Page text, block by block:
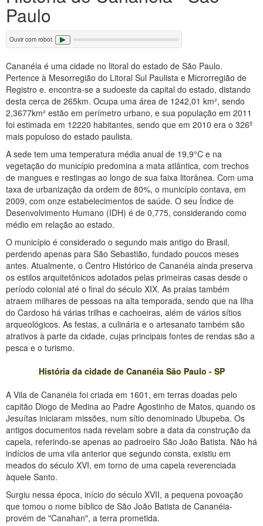
Paulo
Ouvir com robot
Cananéia é uma cidade no litoral do estado de São Paulo.
Pertence à Mesorregião do Litoral Sul Paulista e Microrregião de
Registro e. encontra-se a sudoeste da capital do estado, distando
desta cerca de 265km. Ocupa uma área de 1242,01 km², sendo
2,3677km² estão em perímetro urbano, e sua população em 2011
foi estimada em 12220 habitantes, sendo que em 2010 era o 326º
mais populoso do estado paulista.
A sede tem uma temperatura média anual de 19,9°C e na
vegetação do município predomina a mata atlântica, com trechos
de mangues e restingas ao longo de sua faixa litorânea. Com uma
taxa de urbanização da ordem de 80%, o município contava, em
2009, com onze estabelecimentos de saúde. O seu Índice de
Desenvolvimento Humano (IDH) é de 0,775, considerando como
médio em relação ao estado.
O município é considerado o segundo mais antigo do Brasil,
perdendo apenas para São Sebastião, fundado poucos meses
antes. Atualmente, o Centro Histórico de Cananéia ainda preserva
os estilos arquitetônicos adotados pelas primeiras casas desde o
período colonial até o final do século XIX. As praias também
atraem milhares de pessoas na alta temporada, sendo que na Ilha
do Cardoso há várias trilhas e cachoeiras, além de vários sítios
arqueológicos. As festas, a culinária e o artesanato também são
atrativos à parte da cidade, cujas principais fontes de rendas são a
pesca e o turismo.
História da cidade de Cananéia São Paulo - SP
A Vila de Cananéia foi criada em 1601, em terras doadas pelo
capitão Diogo de Medina ao Padre Agostinho de Matos, quando os
Jesuítas iniciaram missões, num sítio denominado Ubupeba. Os
antigos documentos nada revelam sobre a data da construção da
capela, referindo-se apenas ao padroeiro São João Batista. Não há
indícios de uma vila anterior que segundo consta, existiu em
meados do século XVI, em torno de uma capela reverenciada
àquele Santo.
Surgiu nessa época, início do século XVII, a pequena povoação
que tomou o nome bíblico de São João Batista de Cananéia-
provém de "Canahan", a terra prometida.